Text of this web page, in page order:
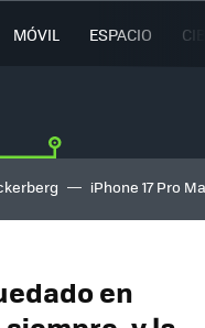
MÓVIL ESPACIO
iPhone 17 Pro
en